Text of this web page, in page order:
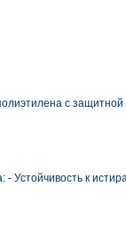
с защитной
Устойчивость к